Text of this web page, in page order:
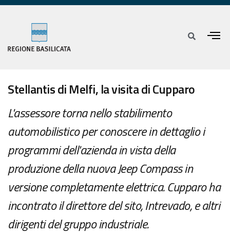
Stellantis di Melfi, la visita di Cupparo
L'assessore torna nello stabilimento
automobilistico per conoscere in dettaglio i
programmi dell'azienda in vista della
produzione della nuova Jeep Compass in
versione completamente elettrica. Cupparo ha
incontrato il direttore del sito, Intrevado, e altri
dirigenti del gruppo industriale.